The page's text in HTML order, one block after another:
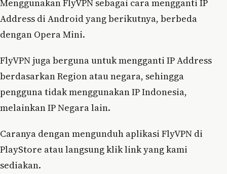
Menggunakan FlyVPN sebagai cara mengganti IP
Address di Android yang berikutnya, berbeda
dengan Opera Mini.
FlyVPN juga berguna untuk mengganti IP Address
berdasarkan Region atau negara, sehingga
pengguna tidak menggunakan IP Indonesia,
melainkan IP Negara lain.
Caranya dengan mengunduh aplikasi FlyVPN di
PlayStore atau langsung klik link yang kami
sediakan.